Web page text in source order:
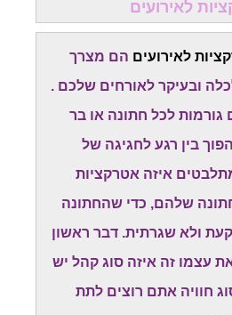
לאירועים
לאירועים הם מצרך
ובעיקר לאורחים שלכם .
גורמות לכל חתונה או בר
בין רגע לחגיגה של
איזה אטרקציות
שלהם, כדי שהחתונה
ולא שגרתית. דבר ראשון
עצמו זה איזה סוג קהל יש
חוויה אתם רוצים לתת